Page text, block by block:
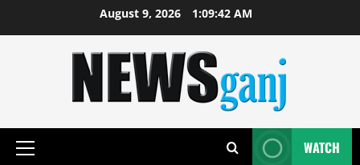
August 9, 2026 1:09:43 AM
Primary
WATCH